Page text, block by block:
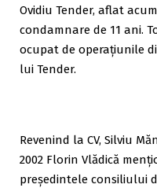
Ovidiu Tender, aflat
condamnare de 11 ani.
ocupat de operaţiunile
lui Tender.
Revenind la CV, Silviu
2002 Florin Vlădică
preşedintele consiliului